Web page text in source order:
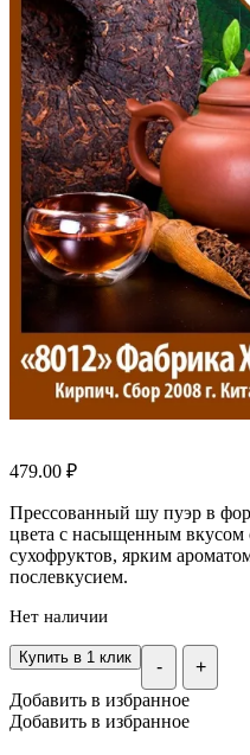
479.00 ₽
Прессованный шу пуэр в
цвета с насыщенным вкусом
сухофруктов, ярким
послевкусием.
Нет наличии
- +
Купить в 1 клик
Добавить в избранное
Добавить в избранное